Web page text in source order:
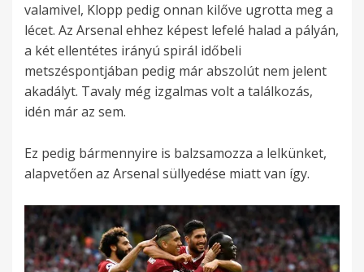
valamivel, Klopp pedig onnan kilőve ugrotta meg a
lécet. Az Arsenal ehhez képest lefelé halad a pályán,
a két ellentétes irányú spirál időbeli
metszéspontjában pedig már abszolút nem jelent
akadályt. Tavaly még izgalmas volt a találkozás,
idén már az sem.
Ez pedig bármennyire is balzsamozza a lelkünket,
alapvetően az Arsenal süllyedése miatt van így.